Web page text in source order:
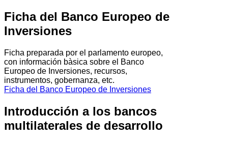
Ficha del Banco Europeo de
Inversiones
Ficha preparada por el parlamento europeo,
con información bàsica sobre el Banco
Europeo de Inversiones, recursos,
instrumentos, gobernanza, etc.
Ficha del Banco Europeo de Inversiones
Introducción a los bancos
multilaterales de desarrollo